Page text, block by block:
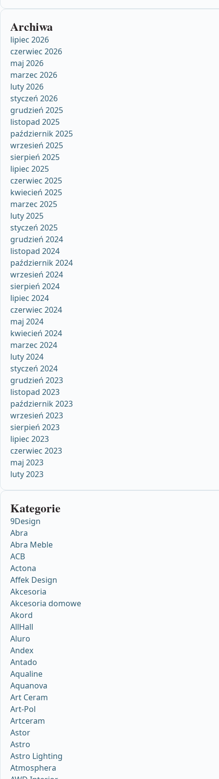
Archiwa
lipiec 2026
czerwiec 2026
maj 2026
marzec 2026
luty 2026
styczeń 2026
grudzień 2025
listopad 2025
październik 2025
wrzesień 2025
sierpień 2025
lipiec 2025
czerwiec 2025
kwiecień 2025
marzec 2025
luty 2025
styczeń 2025
grudzień 2024
listopad 2024
październik 2024
wrzesień 2024
sierpień 2024
lipiec 2024
czerwiec 2024
maj 2024
kwiecień 2024
marzec 2024
luty 2024
styczeń 2024
grudzień 2023
listopad 2023
październik 2023
wrzesień 2023
sierpień 2023
lipiec 2023
czerwiec 2023
maj 2023
luty 2023
Kategorie
9Design
Abra
Abra Meble
ACB
Actona
Affek Design
Akcesoria
Akcesoria domowe
Akord
AllHall
Aluro
Andex
Antado
Aqualine
Aquanova
Art Ceram
Art-Pol
Artceram
Astor
Astro
Astro Lighting
Atmosphera